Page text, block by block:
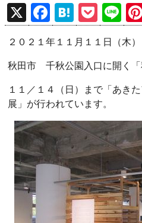
X
F
a
ce
b
o
o
k
H
at
e
n
a
P
o
ck
et
Li
n
e
２０２１年１１月１１日（木
秋田市 千秋公園入口に開く「
１１／１４（日）まで「あき
展」が行われています。